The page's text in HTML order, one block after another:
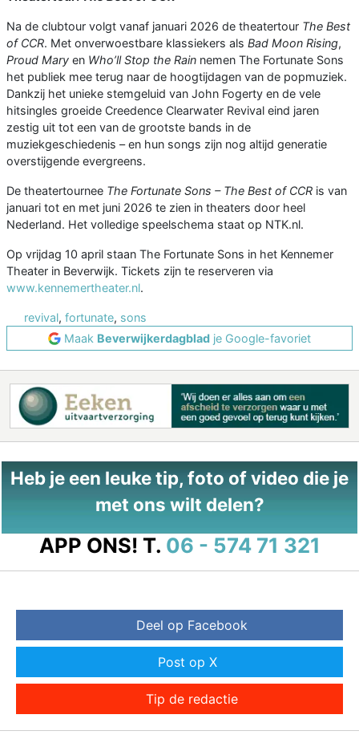
Na de clubtour volgt vanaf januari 2026 de theatertour The Best
of CCR. Met onverwoestbare klassiekers als Bad Moon Rising,
Proud Mary en Who’ll Stop the Rain nemen The Fortunate Sons
het publiek mee terug naar de hoogtijdagen van de popmuziek.
Dankzij het unieke stemgeluid van John Fogerty en de vele
hitsingles groeide Creedence Clearwater Revival eind jaren
zestig uit tot een van de grootste bands in de
muziekgeschiedenis – en hun songs zijn nog altijd generatie
overstijgende evergreens.
De theatertournee The Fortunate Sons – The Best of CCR is van
januari tot en met juni 2026 te zien in theaters door heel
Nederland. Het volledige speelschema staat op NTK.nl.
Op vrijdag 10 april staan The Fortunate Sons in het Kennemer
Theater in Beverwijk. Tickets zijn te reserveren via
www.kennemertheater.nl.
revival, fortunate, sons
Maak Beverwijkerdagblad je Google-favoriet
Heb je een leuke tip, foto of video die je
met ons wilt delen?
APP ONS! T. 06 - 574 71 321
Deel op Facebook
Post op X
Tip de redactie